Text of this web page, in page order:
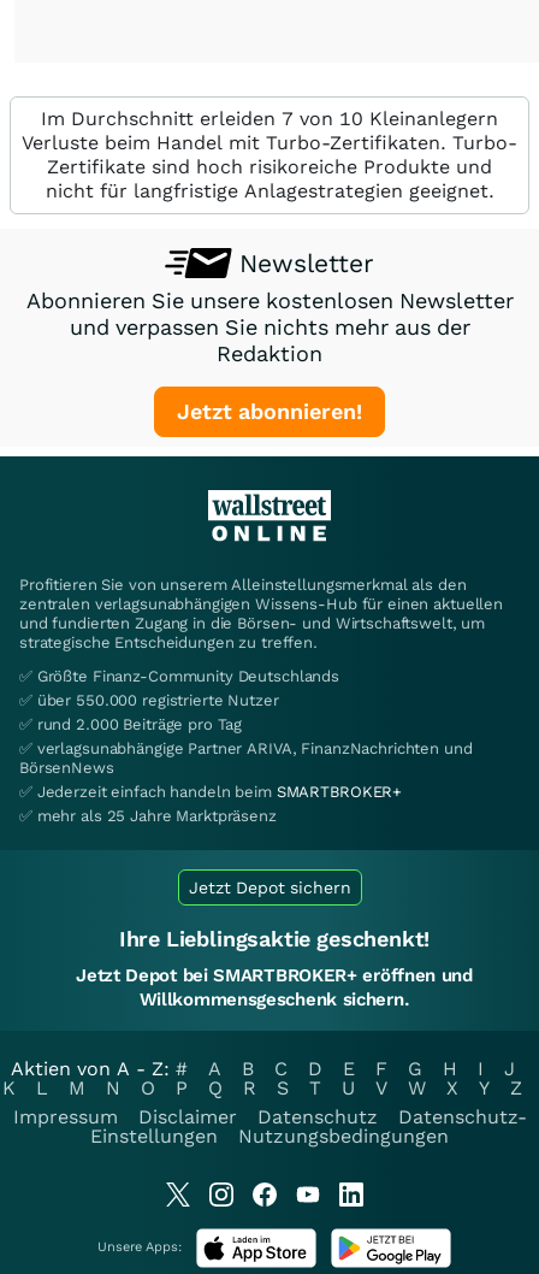
Im Durchschnitt erleiden 7 von 10 Kleinanlegern
Verluste beim Handel mit Turbo-Zertifikaten. Turbo-
Zertifikate sind hoch risikoreiche Produkte und
nicht für langfristige Anlagestrategien geeignet.
Newsletter
Abonnieren Sie unsere kostenlosen Newsletter
und verpassen Sie nichts mehr aus der
Redaktion
Jetzt abonnieren!
Profitieren Sie von unserem Alleinstellungsmerkmal als den
zentralen verlagsunabhängigen Wissens-Hub für einen aktuellen
und fundierten Zugang in die Börsen- und Wirtschaftswelt, um
strategische Entscheidungen zu treffen.
✅ Größte Finanz-Community Deutschlands
✅ über 550.000 registrierte Nutzer
✅ rund 2.000 Beiträge pro Tag
✅ verlagsunabhängige Partner ARIVA, FinanzNachrichten und
BörsenNews
✅ Jederzeit einfach handeln beim SMARTBROKER+
✅ mehr als 25 Jahre Marktpräsenz
Jetzt Depot sichern
Ihre Lieblingsaktie geschenkt!
Jetzt Depot bei SMARTBROKER+ eröffnen und
Willkommensgeschenk sichern.
Aktien von A - Z: # A B C D E F G H I
J
K
L M N O P Q R S T U V W X Y
Z
Impressum
Disclaimer Datenschutz
Datenschutz-
Einstellungen
Nutzungsbedingungen
Unsere Apps: